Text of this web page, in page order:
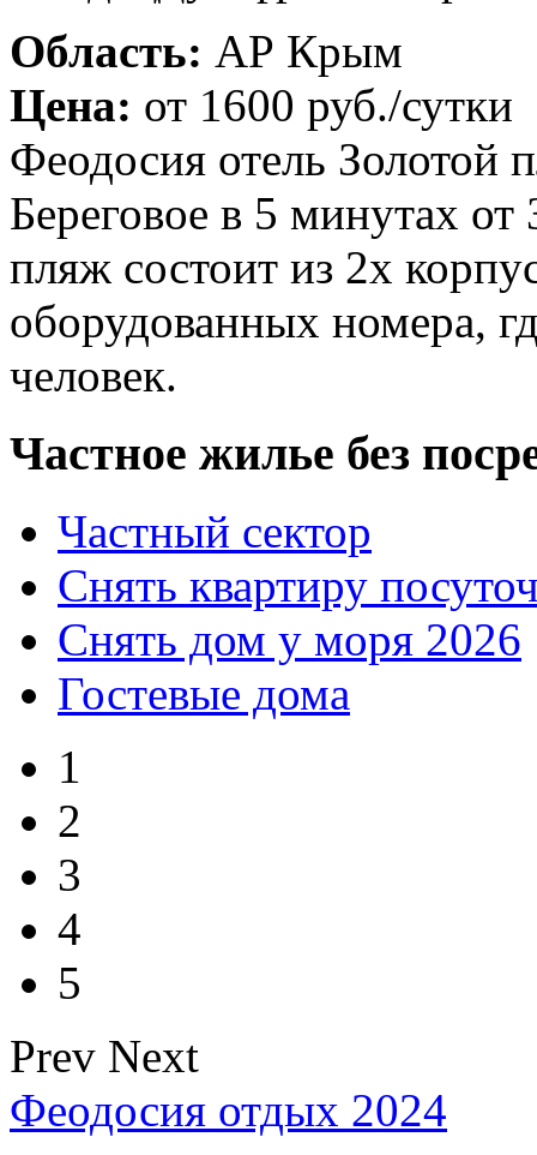
Область: АР Крым
Цена: от 1600 руб./сутки
Феодосия отель Золотой
Береговое в 5 минутах
пляж состоит из 2х
оборудованных номера,
человек.
Частное жилье без
Частный сектор
Снять квартиру
Снять дом у моря 2026
Гостевые дома
1
2
3
4
5
Prev Next
Феодосия отдых 2024